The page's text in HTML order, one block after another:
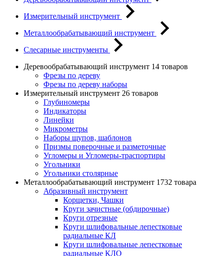
Измерительный инструмент
Металлообрабатывающий инструмент
Слесарные инструменты
Деревообрабатывающий инструмент 14 товаров
Фрезы по дереву
Фрезы по дереву наборы
Измерительный инструмент 26 товаров
Глубиномеры
Индикаторы
Линейки
Микрометры
Наборы щупов, шаблонов
Призмы поверочные и разметочные
Угломеры и Угломеры-траспортиры
Угольники
Угольники столярные
Металлообрабатывающий инструмент 1732 товара
Абразивный инструмент
Корщетки, Чашки
Круги зачистные (обдирочные)
Круги отрезные
Круги шлифовальные лепестковые
радиальные КЛ
Круги шлифовальные лепестковые
радиальные КЛО